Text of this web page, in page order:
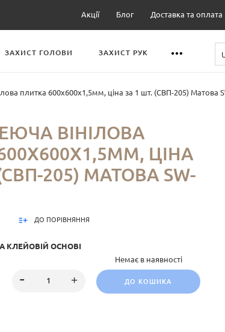
Акції Блог Доставка та оплата
ЗАХИСТ ГОЛОВИ ЗАХИСТ РУК
плитка 600х600х1,5мм, ціна за 1 шт. (СВП-205) Матова
ВІНІЛОВА
ЦІНА
205) МАТОВА SW-
ДО ПОРІВНЯННЯ
КЛЕЙОВІЙ ОСНОВІ
Немає в наявності
ДО КОШИКА